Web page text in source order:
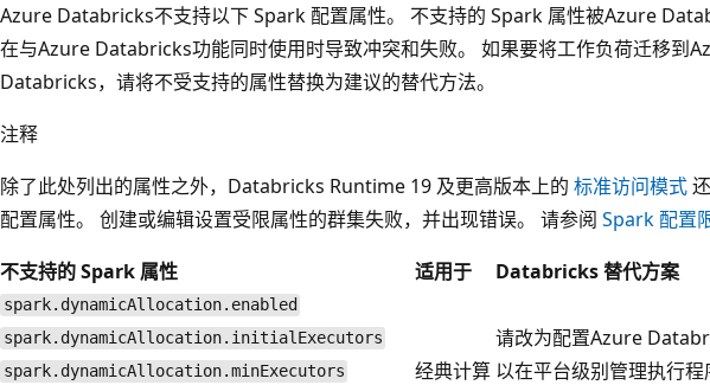
Azure Databricks不支持以下 Spark 配置属性。 不支持的 Spark 属性被Azure
在与Azure Databricks功能同时使用时导致冲突和失败。 如果要将工作负荷迁移到
Databricks，请将不受支持的属性替换为建议的替代方法。
注释
除了此处列出的属性之外，Databricks Runtime 19 及更高版本上的 标准访问模式
配置属性。 创建或编辑设置受限属性的群集失败，并出现错误。 请参阅 Spark 配置
不支持的 Spark 属性
适用于 Databricks 替代方案
spark.dynamicAllocation.enabled
spark.dynamicAllocation.initialExecutors
spark.dynamicAllocation.minExecutors
经典计算
请改为配置Azure
以在平台级别管理执行